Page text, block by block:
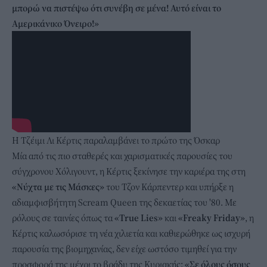
μπορώ να πιστέψω ότι συνέβη σε μένα! Αυτό είναι το
Αμερικάνικο Όνειρο!»
Η Τζέιμι Λι Κέρτις παραλαμβάνει το πρώτο της Όσκαρ
Μία από τις πιο σταθερές και χαρισματικές παρουσίες του
σύγχρονου Χόλιγουντ, η Κέρτις ξεκίνησε την καριέρα της στη
«Νύχτα με τις Μάσκες» του Τζον Κάρπεντερ και υπήρξε η
αδιαμφισβήτητη Scream Queen της δεκαετίας του '80. Με
ρόλους σε ταινίες όπως τα«True Lies» και«Freaky Friday», η
Κέρτις καλωσόρισε τη νέα χιλιετία και καθιερώθηκε ως ισχυρή
παρουσία της βιομηχανίας, δεν είχε ωστόσο τιμηθεί για την
προσφορά της μέχρι το βράδυ της Κυριακής: «Σε όλους όσους